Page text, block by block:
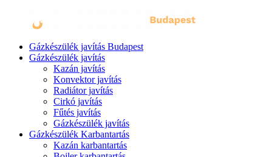
Gázkészülék javítás Budapest
Gázkészülék javítás
Kazán javítás
Konvektor javítás
Radiátor javítás
Cirkó javítás
Fűtés javítás
Gázkészülék javítás
Gázkészülék Karbantartás
Kazán karbantartás